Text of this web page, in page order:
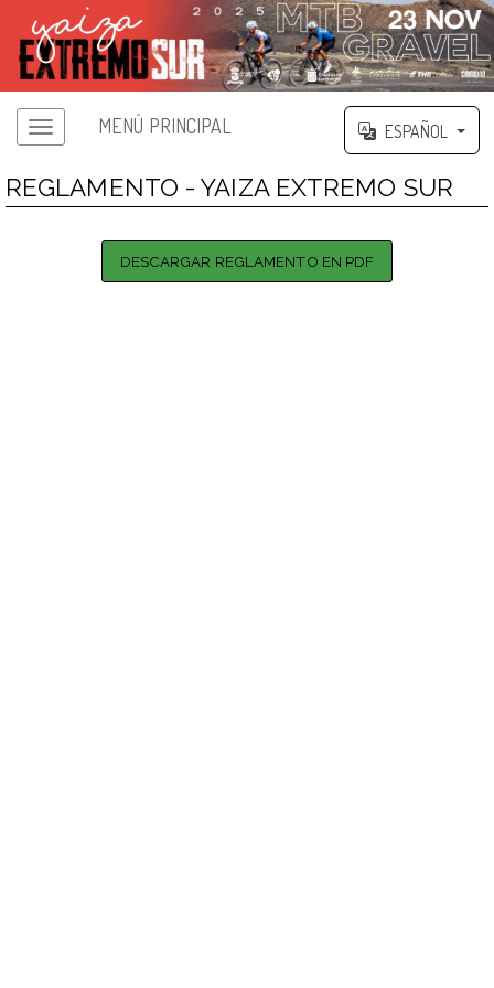
MENÚ PRINCIPAL ESPAÑOL
REGLAMENTO - YAIZA EXTREMO SUR
DESCARGAR REGLAMENTO EN PDF